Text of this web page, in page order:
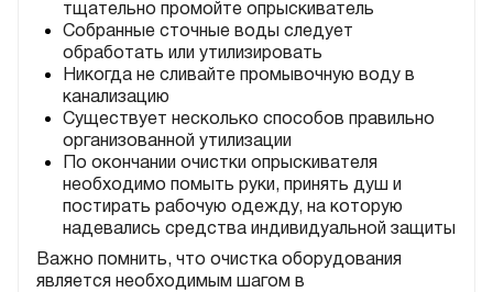
тщательно промойте опрыскиватель
Собранные сточные воды следует
обработать или утилизировать
Никогда не сливайте промывочную воду в
канализацию
Существует несколько способов правильно
организованной утилизации
По окончании очистки опрыскивателя
необходимо помыть руки, принять душ и
постирать рабочую одежду, на которую
надевались средства индивидуальной защиты
Важно помнить, что очистка оборудования
является необходимым шагом в